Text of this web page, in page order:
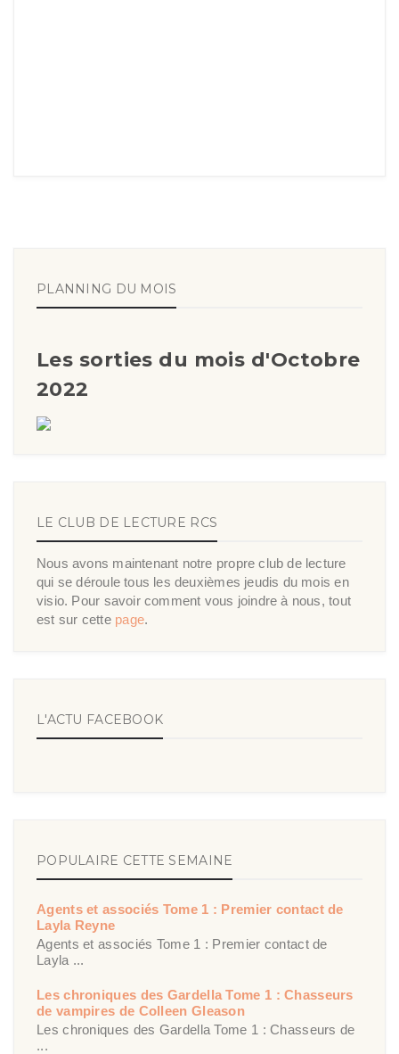
PLANNING DU MOIS
Les sorties du mois d'Octobre
2022
LE CLUB DE LECTURE RCS
Nous avons maintenant notre propre club de lecture
qui se déroule tous les deuxièmes jeudis du mois en
visio. Pour savoir comment vous joindre à nous, tout
est sur cette page.
L'ACTU FACEBOOK
POPULAIRE CETTE SEMAINE
Agents et associés Tome 1 : Premier contact de
Layla Reyne
Agents et associés Tome 1 : Premier contact de
Layla ...
Les chroniques des Gardella Tome 1 : Chasseurs
de vampires de Colleen Gleason
Les chroniques des Gardella Tome 1 : Chasseurs de
...